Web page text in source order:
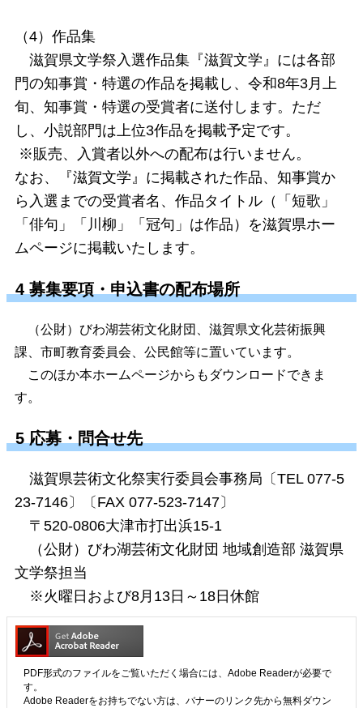
（4）作品集
滋賀県文学祭入選作品集『滋賀文学』には各部
門の知事賞・特選の作品を掲載し、令和8年3月上
旬、知事賞・特選の受賞者に送付します。ただ
し、小説部門は上位3作品を掲載予定です。
※販売、入賞者以外への配布は行いません。
なお、『滋賀文学』に掲載された作品、知事賞か
ら入選までの受賞者名、作品タイトル（「短歌」
「俳句」「川柳」「冠句」は作品）を滋賀県ホー
ムページに掲載いたします。
4 募集要項・申込書の配布場所
（公財）びわ湖芸術文化財団、滋賀県文化芸術振興
課、市町教育委員会、公民館等に置いています。
このほか本ホームページからもダウンロードできま
す。
5 応募・問合せ先
滋賀県芸術文化祭実行委員会事務局〔TEL 077-5
23-7146〕〔FAX 077-523-7147〕
〒520-0806大津市打出浜15-1
（公財）びわ湖芸術文化財団 地域創造部 滋賀県
文学祭担当
※火曜日および8月13日～18日休館
PDF形式のファイルをご覧いただく場合には、Adobe Readerが必要で
す。
Adobe Readerをお持ちでない方は、バナーのリンク先から無料ダウン